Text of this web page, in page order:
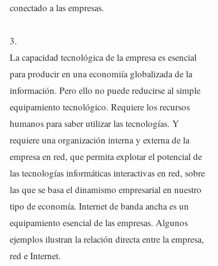
conectado a las empresas.
3.
La capacidad tecnológica de la empresa es esencial
para producir en una economiía globalizada de la
información. Pero ello no puede reducirse al simple
equipamiento tecnológico. Requiere los recursos
humanos para saber utilizar las tecnologías. Y
requiere una organización interna y externa de la
empresa en red, que permita explotar el potencial de
las tecnologías informáticas interactivas en red, sobre
las que se basa el dinamismo empresarial en nuestro
tipo de economía. Internet de banda ancha es un
equipamiento esencial de las empresas. Algunos
ejemplos ilustran la relación directa entre la empresa,
red e Internet.